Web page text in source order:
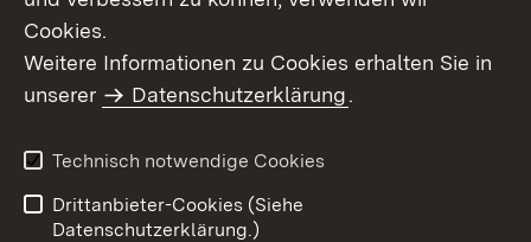
Benutzungshinweise
Erklärung zur
Cookies.
Weitere Informationen zu Cookies erhalten Sie in
unserer
Datenschutzerklärung.
Technisch notwendige Cookies
Drittanbieter-Cookies (Siehe
Datenschutzerklärung.)